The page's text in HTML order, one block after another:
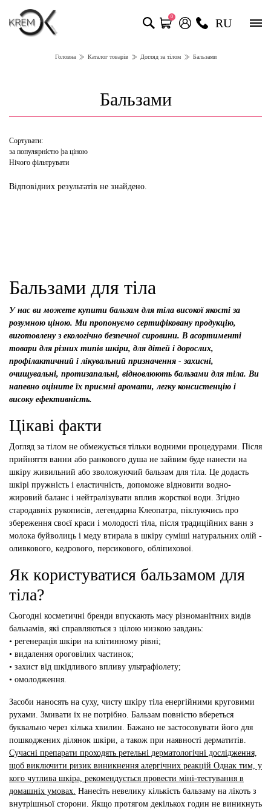
0 RU
Головна Каталог товарів Догляд за тілом Бальзами
Бальзами
Сортувати:
за популярністю за ціною
Нічого фільтрувати
Відповідних результатів не знайдено.
Бальзами для тіла
У нас ви можете купити бальзам для тіла високої якості за
розумною ціною. Ми пропонуємо сертифіковану продукцію,
виготовлену з екологічно безпечної сировини. В асортименті
товари для різних типів шкіри, для дітей і дорослих,
профілактичний і лікувальний призначення - захисні,
очищувальні, протизапальні, відновлюють бальзами для тіла. Ви
напевно оціните їх приємні аромати, легку консистенцію і
високу ефективність.
Цікаві факти
Догляд за тілом не обмежується тільки водними процедурами. Після
прийняття ванни або ранкового душа не зайвим буде нанести на
шкіру живильний або зволожуючий бальзам для тіла. Це додасть
шкірі пружність і еластичність, допоможе відновити водно-
жировий баланс і нейтралізувати вплив жорсткої води. Згідно
стародавніх рукописів, легендарна Клеопатра, піклуючись про
збереження своєї краси і молодості тіла, після традиційних ванн з
молока буйволиць і меду втирала в шкіру суміші натуральних олій -
оливкового, кедрового, персикового, обліпихової.
Як користуватися бальзамом для
тіла?
Сьогодні косметичні бренди впускають масу різноманітних видів
бальзамів, які справляються з цілою низкою завдань:
• регенерація шкіри на клітинному рівні;
• видалення ороговілих частинок;
• захист від шкідливого впливу ультрафіолету;
• омолодження.
Засоби наносять на суху, чисту шкіру тіла енергійними круговими
рухами. Змивати їх не потрібно. Бальзам повністю вбереться
буквально через кілька хвилин. Бажано не застосовувати його для
пошкоджених ділянок шкіри, а також при наявності дерматитів.
Сучасні препарати проходять ретельні дерматологічні дослідження,
щоб виключити ризик виникнення алергічних реакцій Однак тим, у
кого чутлива шкіра, рекомендується провести міні-тестування в
домашніх умовах. Нанесіть невелику кількість бальзаму на лікоть з
внутрішньої сторони. Якщо протягом декількох годин не виникнуть